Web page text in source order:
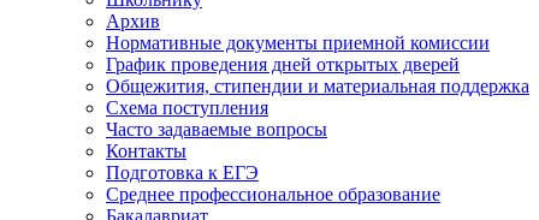
Архив
Нормативные документы приемной комиссии
График проведения дней открытых дверей
Общежития, стипендии и материальная поддержка
Схема поступления
Часто задаваемые вопросы
Контакты
Подготовка к ЕГЭ
Среднее профессиональное образование